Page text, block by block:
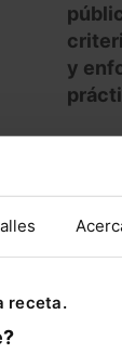
receta.
y
ya
en la